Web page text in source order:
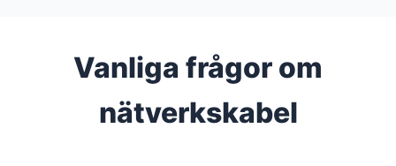
Vanliga frågor om
nätverkskabel